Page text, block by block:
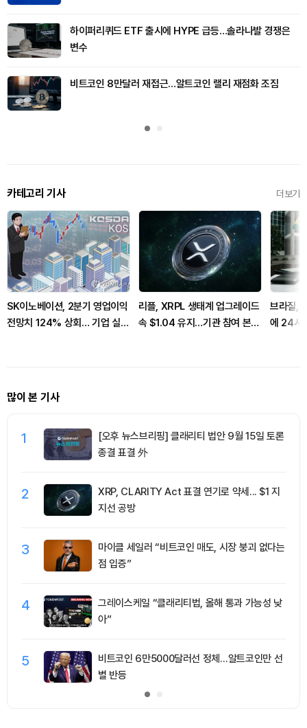
하이퍼리퀴드 ETF 출시에 HYPE 급등…솔라나발 경쟁은
변수
비트코인 8만달러 재접근…알트코인 랠리 재점화 조짐
카테고리 기사 더보기
SK이노베이션, 2분기 영업이익
전망치 124% 상회… 기업 실적
리플, XRPL 생태계 업그레이드
속 $1.04 유지…기관 참여 본격
브라질,
에 24시
많이 본 기사
1
[오후 뉴스브리핑] 클래리티 법안 9월 15일 토론
종결 표결 外
2
XRP, CLARITY Act 표결 연기로 약세... $1 지
지선 공방
3
마이클 세일러 “비트코인 매도, 시장 붕괴 없다는
점 입증”
4
그레이스케일 “클래리티법, 올해 통과 가능성 낮
아”
5
비트코인 6만5000달러선 정체…알트코인만 선
별 반등